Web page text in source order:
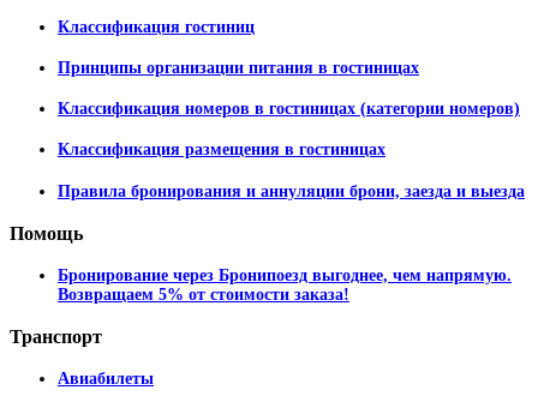
Классификация гостиниц
Принципы организации питания в гостиницах
Классификация номеров в гостиницах (категории номеров)
Классификация размещения в гостиницах
Правила бронирования и аннуляции брони, заезда и выезда
Помощь
Бронирование через Бронипоезд выгоднее, чем напрямую.
Возвращаем 5% от стоимости заказа!
Транспорт
Авиабилеты